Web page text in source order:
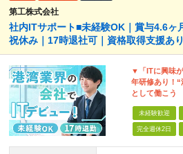
第工株式会社
社内ITサポート■未経験OK｜賞与4.6ヶ
祝休み｜17時退社可｜資格取得支援あり
▼「ITに興味
年研修あり！“
として働こう
未経験歓迎
完全週休2日